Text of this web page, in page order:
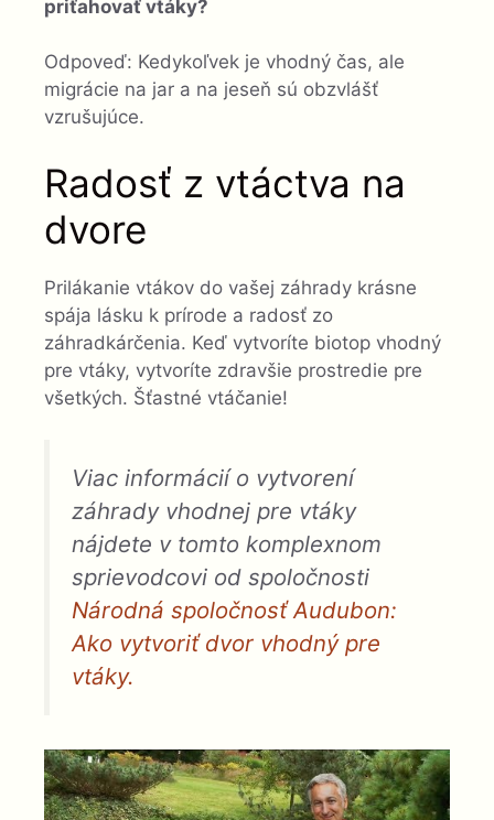
priťahovať vtáky?
Odpoveď: Kedykoľvek je vhodný čas, ale
migrácie na jar a na jeseň sú obzvlášť
vzrušujúce.
Radosť z vtáctva na
dvore
Prilákanie vtákov do vašej záhrady krásne
spája lásku k prírode a radosť zo
záhradkárčenia. Keď vytvoríte biotop vhodný
pre vtáky, vytvoríte zdravšie prostredie pre
všetkých. Šťastné vtáčanie!
Viac informácií o vytvorení
záhrady vhodnej pre vtáky
nájdete v tomto komplexnom
sprievodcovi od spoločnosti
Národná spoločnosť Audubon:
Ako vytvoriť dvor vhodný pre
vtáky.